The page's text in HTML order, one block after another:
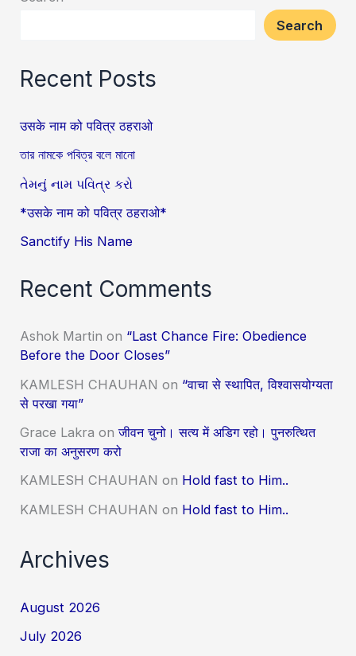
Search
Recent Posts
उसके नाम को पवित्र ठहराओ
তার নামকে পবিত্র বলে মানো
તેમનું નામ પવિત્ર કરો
*उसके नाम को पवित्र ठहराओ*
Sanctify His Name
Recent Comments
Ashok Martin on “Last Chance Fire: Obedience
Before the Door Closes”
KAMLESH CHAUHAN on “वाचा से स्थापित, विश्वासयोग्यता
से परखा गया”
Grace Lakra onजीवन चुनो। सत्य में अडिग रहो। पुनरुत्थित
राजा का अनुसरण करो
KAMLESH CHAUHAN on Hold fast to Him..
KAMLESH CHAUHAN on Hold fast to Him..
Archives
August 2026
July 2026